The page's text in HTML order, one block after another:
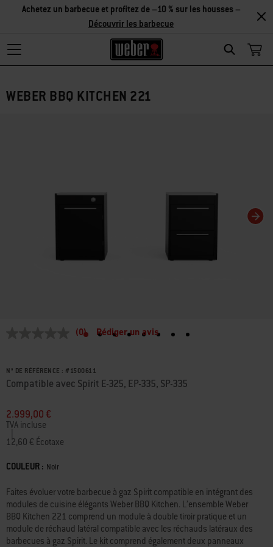
Search
Achetez un barbecue et profitez de –10 % sur les housses –
Découvrir les barbecue
WEBER BBQ KITCHEN 221
5 sur 5 selon évaluation des clients
notation
Lien
sur
page.
(0) Rédiger un avis
N° DE RÉFÉRENCE : # 1500611
Compatible avec Spirit E-325, EP-335, SP-335
2.999,00 €
TVA incluse
12,60 € Écotaxe
Color
COULEUR : Noir
Faites évoluer votre barbecue à gaz Spirit compatible en intégrant des
modules de cuisine élégants Weber BBQ Kitchen. L’ensemble Weber
BBQ Kitchen 221 comprend un module à double tiroir pratique et un
module de réchaud latéral compatible avec les réchauds latéraux des
barbecues à gaz Spirit. Le kit comprend également deux panneaux